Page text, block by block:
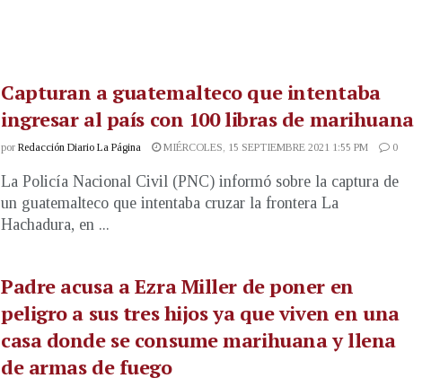
Capturan a guatemalteco que intentaba
ingresar al país con 100 libras de marihuana
por Redacción Diario La Página MIÉRCOLES, 15 SEPTIEMBRE 2021 1:55 PM 0
La Policía Nacional Civil (PNC) informó sobre la captura de
un guatemalteco que intentaba cruzar la frontera La
Hachadura, en ...
Padre acusa a Ezra Miller de poner en
peligro a sus tres hijos ya que viven en una
casa donde se consume marihuana y llena
de armas de fuego